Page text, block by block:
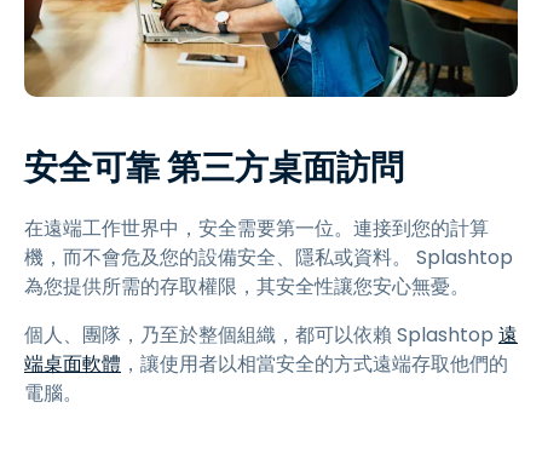
安全可靠 第三方桌面訪問
在遠端工作世界中，安全需要第一位。連接到您的計算
機，而不會危及您的設備安全、隱私或資料。 Splashtop
為您提供所需的存取權限，其安全性讓您安心無憂。
個人、團隊，乃至於整個組織，都可以依賴 Splashtop 遠
端桌面軟體 ，讓使用者以相當安全的方式遠端存取他們的
電腦。